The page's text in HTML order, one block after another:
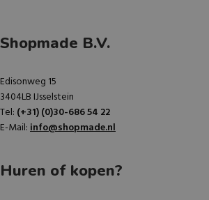
Shopmade B.V.
Edisonweg 15
3404LB IJsselstein
Tel: (+31) (0)30-686 54 22
E-Mail:info@shopmade.nl
Huren of kopen?